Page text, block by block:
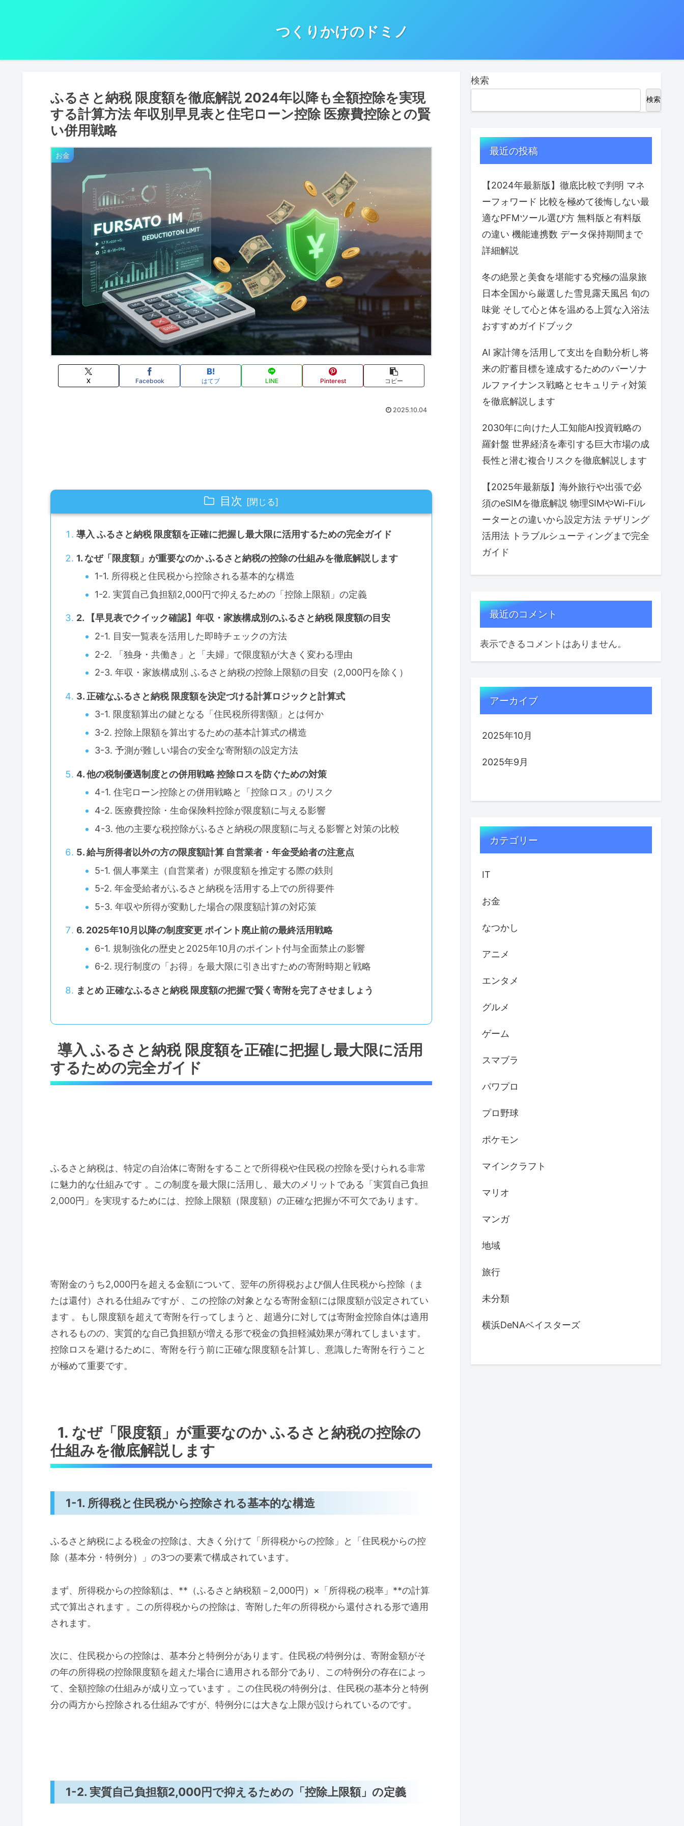
つくりかけのドミノ
ふるさと納税 限度額を徹底解説 2024年以降も全額控除を実現
する計算方法 年収別早見表と住宅ローン控除 医療費控除との賢
い併用戦略
お金
X Facebook はてブ LINE Pinterest コピー
2025.10.04
目次
導入 ふるさと納税 限度額を正確に把握し最大限に活用するための完全ガイド
1. なぜ「限度額」が重要なのか ふるさと納税の控除の仕組みを徹底解説します
1-1. 所得税と住民税から控除される基本的な構造
1-2. 実質自己負担額2,000円で抑えるための「控除上限額」の定義
2. 【早見表でクイック確認】年収・家族構成別のふるさと納税 限度額の目安
2-1. 目安一覧表を活用した即時チェックの方法
2-2. 「独身・共働き」と「夫婦」で限度額が大きく変わる理由
2-3. 年収・家族構成別 ふるさと納税の控除上限額の目安（2,000円を除く）
3. 正確なふるさと納税 限度額を決定づける計算ロジックと計算式
3-1. 限度額算出の鍵となる「住民税所得割額」とは何か
3-2. 控除上限額を算出するための基本計算式の構造
3-3. 予測が難しい場合の安全な寄附額の設定方法
4. 他の税制優遇制度との併用戦略 控除ロスを防ぐための対策
4-1. 住宅ローン控除との併用戦略と「控除ロス」のリスク
4-2. 医療費控除・生命保険料控除が限度額に与える影響
4-3. 他の主要な税控除がふるさと納税の限度額に与える影響と対策の比較
5. 給与所得者以外の方の限度額計算 自営業者・年金受給者の注意点
5-1. 個人事業主（自営業者）が限度額を推定する際の鉄則
5-2. 年金受給者がふるさと納税を活用する上での所得要件
5-3. 年収や所得が変動した場合の限度額計算の対応策
6. 2025年10月以降の制度変更 ポイント廃止前の最終活用戦略
6-1. 規制強化の歴史と2025年10月のポイント付与全面禁止の影響
6-2. 現行制度の「お得」を最大限に引き出すための寄附時期と戦略
まとめ 正確なふるさと納税 限度額の把握で賢く寄附を完了させましょう
導入 ふるさと納税 限度額を正確に把握し最大限に活用
するための完全ガイド
ふるさと納税は、特定の自治体に寄附をすることで所得税や住民税の控除を受けられる非常
に魅力的な仕組みです 。この制度を最大限に活用し、最大のメリットである「実質自己負担
2,000円」を実現するためには、控除上限額（限度額）の正確な把握が不可欠であります。
寄附金のうち2,000円を超える金額について、翌年の所得税および個人住民税から控除（ま
たは還付）される仕組みですが 、この控除の対象となる寄附金額には限度額が設定されてい
ます 。もし限度額を超えて寄附を行ってしまうと、超過分に対しては寄附金控除自体は適用
されるものの、実質的な自己負担額が増える形で税金の負担軽減効果が薄れてしまいます。
控除ロスを避けるために、寄附を行う前に正確な限度額を計算し、意識した寄附を行うこと
が極めて重要です。
1. なぜ「限度額」が重要なのか ふるさと納税の控除の
仕組みを徹底解説します
1-1. 所得税と住民税から控除される基本的な構造
ふるさと納税による税金の控除は、大きく分けて「所得税からの控除」と「住民税からの控
除（基本分・特例分）」の3つの要素で構成されています。
まず、所得税からの控除額は、**（ふるさと納税額－2,000円）×「所得税の税率」**の計算
式で算出されます 。この所得税からの控除は、寄附した年の所得税から還付される形で適用
されます。
次に、住民税からの控除は、基本分と特例分があります。住民税の特例分は、寄附金額がそ
の年の所得税の控除限度額を超えた場合に適用される部分であり、この特例分の存在によっ
て、全額控除の仕組みが成り立っています 。この住民税の特例分は、住民税の基本分と特例
分の両方から控除される仕組みですが、特例分には大きな上限が設けられているのです。
1-2. 実質自己負担額2,000円で抑えるための「控除上限額」の定義
検索
検索
最近の投稿
【2024年最新版】徹底比較で判明 マネ
ーフォワード 比較を極めて後悔しない最
適なPFMツール選び方 無料版と有料版
の違い 機能連携数 データ保持期間まで
詳細解説
冬の絶景と美食を堪能する究極の温泉旅
日本全国から厳選した雪見露天風呂 旬の
味覚 そして心と体を温める上質な入浴法
おすすめガイドブック
AI 家計簿を活用して支出を自動分析し将
来の貯蓄目標を達成するためのパーソナ
ルファイナンス戦略とセキュリティ対策
を徹底解説します
2030年に向けた人工知能AI投資戦略の
羅針盤 世界経済を牽引する巨大市場の成
長性と潜む複合リスクを徹底解説します
【2025年最新版】海外旅行や出張で必
須のeSIMを徹底解説 物理SIMやWi-Fiル
ーターとの違いから設定方法 テザリング
活用法 トラブルシューティングまで完全
ガイド
最近のコメント
表示できるコメントはありません。
アーカイブ
2025年10月
2025年9月
カテゴリー
IT
お金
なつかし
アニメ
エンタメ
グルメ
ゲーム
スマブラ
パワプロ
プロ野球
ポケモン
マインクラフト
マリオ
マンガ
地域
旅行
未分類
横浜DeNAベイスターズ